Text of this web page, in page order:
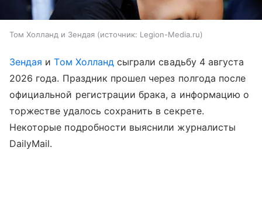
Том Холланд и Зендая источник: Legion-Media.ru
Зендая иТом Холландсыграли свадьбу 4 августа
2026 года. Праздник прошел через полгода после
официальной регистрации брака, а информацию о
торжестве удалось сохранить в секрете.
Некоторые подробности выяснили журналисты
DailyMail.